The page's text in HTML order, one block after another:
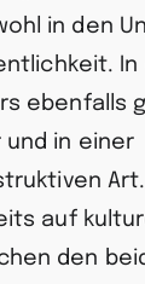
in den
In
ebenfalls
in einer
auf
den